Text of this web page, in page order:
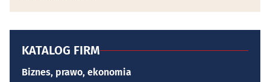
KATALOG FIRM
Biznes, prawo, ekonomia